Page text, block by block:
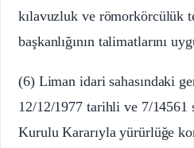
kılavuzluk ve römorkörcülük
başkanlığının talimatlarını
(6) Liman idari sahasındaki
12/12/1977 tarihli ve 7/14561
Kurulu Kararıyla yürürlüğe